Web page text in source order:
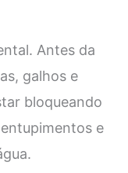
Antes da
galhos e
bloqueando
e